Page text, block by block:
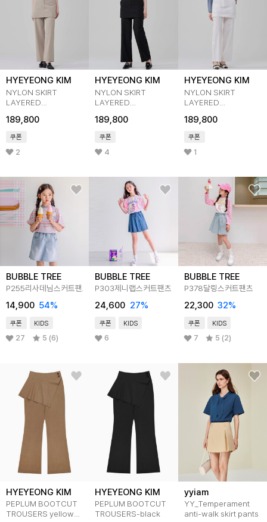
HYEYEONG KIM
NYLON SKIRT
LAYERED
189,800
쿠폰
2
HYEYEONG KIM
NYLON SKIRT
LAYERED
189,800
쿠폰
4
HYEYEONG KIM
NYLON SKIRT
LAYERED
189,800
쿠폰
1
BUBBLE TREE
P255리사데님스커트팬츠
14,900 54%
쿠폰 KIDS
27 5 (6)
BUBBLE TREE
P303제니랩스커트팬츠
24,600 27%
쿠폰 KIDS
6
BUBBLE TREE
P378달링스커트팬츠
22,300 32%
쿠폰 KIDS
7 5 (2)
HYEYEONG KIM
PEPLUM BOOTCUT
TROUSERS yellow
HYEYEONG KIM
PEPLUM BOOTCUT
TROUSERS-black
yyiam
YY_Temperament
anti-walk skirt pants